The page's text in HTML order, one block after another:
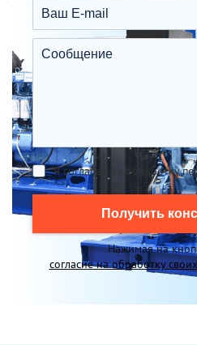
Я согласен на обработку
Получить
Нажимая на
согласие на обработку